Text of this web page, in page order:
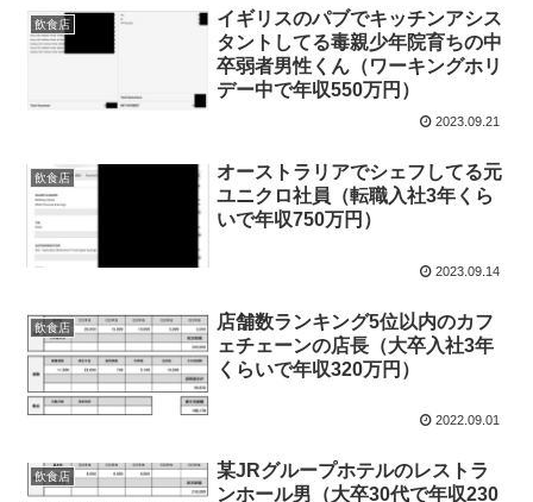
飲食店
イギリスのパブでキッチンアシス
タントしてる毒親少年院育ちの中
卒弱者男性くん（ワーキングホリ
デー中で年収550万円）
2023.09.21
飲食店
オーストラリアでシェフしてる元
ユニクロ社員（転職入社3年くら
いで年収750万円）
2023.09.14
飲食店
店舗数ランキング5位以内のカフ
ェチェーンの店長（大卒入社3年
くらいで年収320万円）
2022.09.01
飲食店
某JRグループホテルのレストラ
ンホール男（大卒30代で年収230